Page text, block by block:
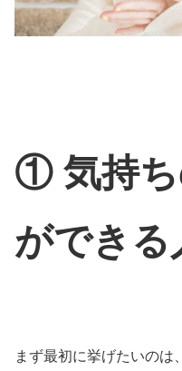
① 気持ち
ができる
まず最初に挙げたいのは、